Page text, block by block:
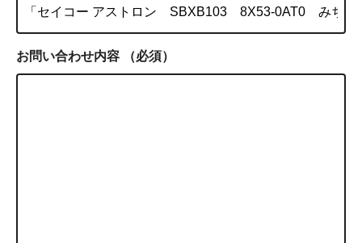
お問い合わせ内容 （必須）